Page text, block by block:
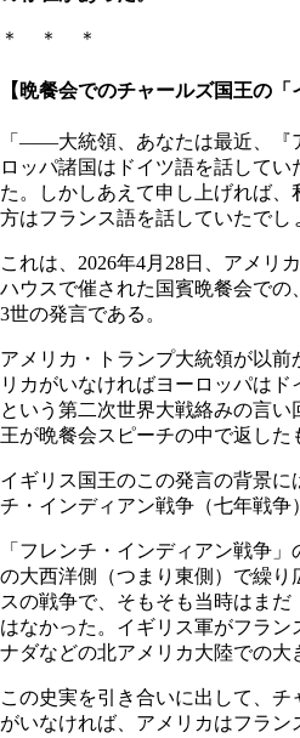
＊ ＊ ＊
【晩餐会でのチャールズ国王の「
「――大統領、あなたは最近、『
ロッパ諸国はドイツ語を話して
た。しかしあえて申し上げれば、
方はフランス語を話していたでし
これは、2026年4月28日、アメリ
ハウスで催された国賓晩餐会で
3世の発言である。
アメリカ・トランプ大統領が以前
リカがいなければヨーロッパはド
という第二次世界大戦絡みの言
王が晩餐会スピーチの中で返した
イギリス国王のこの発言の背景に
チ・インディアン戦争（七年戦争
「フレンチ・インディアン戦争
の大西洋側（つまり東側）で繰
スの戦争で、そもそも当時はま
はなかった。イギリス軍がフラン
ナダなどの北アメリカ大陸での大
この史実を引き合いに出して、
がいなければ、アメリカはフラン